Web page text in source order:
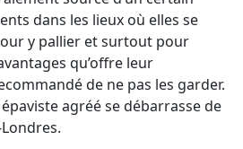
dans les lieux où elles se
y pallier et surtout pour
qu’offre leur
de ne pas les garder.
agréé se débarrasse de